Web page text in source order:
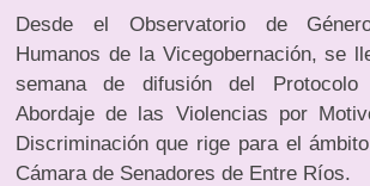
Desde el Observatorio de
Humanos de la Vicegobernación, se
semana de difusión del
Abordaje de las Violencias por
Discriminación que rige para el
Cámara de Senadores de Entre Ríos.